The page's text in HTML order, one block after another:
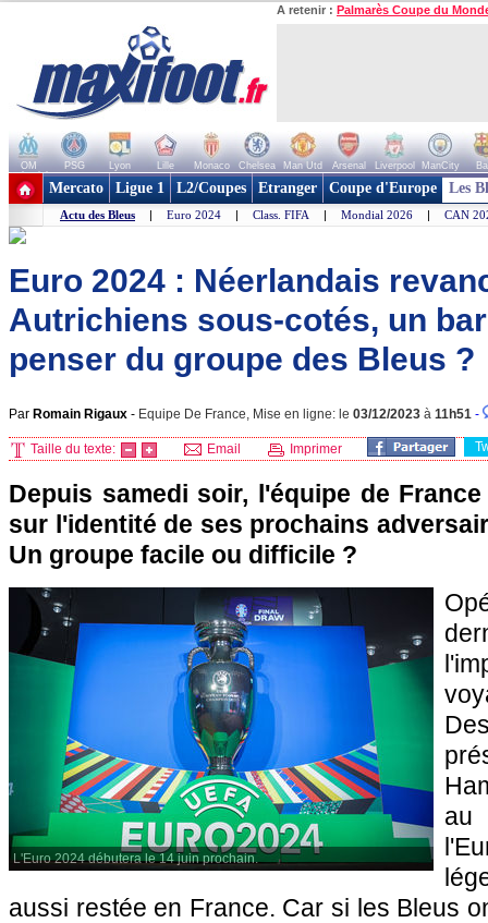
A retenir : Palmarès Coupe du
OM PSG Lyon Lille Monaco Chelsea Man Utd Arsenal Liverpool ManCity
+ de clubs
Mercato Ligue 1 L2/Coupes Etranger Coupe d'Europe Les
Actu des Bleus | Euro 2024 | Class. FIFA | Mondial 2026 | CAN
Euro 2024 : Néerlandais
Autrichiens sous-cotés, un
penser du groupe des Bleus ?
Par Romain Rigaux - Equipe De France, Mise en ligne: le 03/12/2023 à 11h51 -
Taille du texte: Email Imprimer
Depuis samedi soir, l'équipe de
sur l'identité de ses prochains
Un groupe facile ou difficile ?
L'Euro 2024 débutera le 14 juin prochain.
au
aussi restée en France. Car si les Bleus